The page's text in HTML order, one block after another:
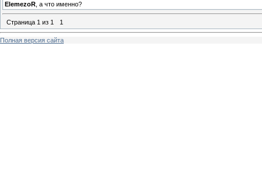
ElemezoR , а что именно?
Страница 1 из 1 1
Полная версия сайта